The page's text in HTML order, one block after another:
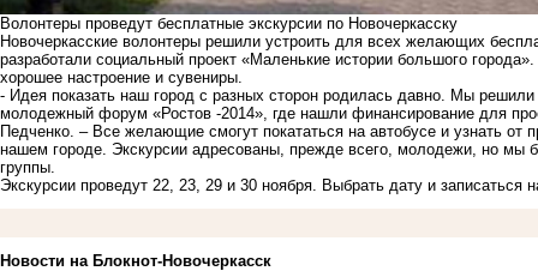
Волонтеры проведут бесплатные экскурсии по Новочеркасску
Новочеркасские волонтеры решили устроить для всех желающих
разработали социальный проект «Маленькие истории большого
хорошее настроение и сувениры.
- Идея показать наш город с разных сторон родилась давно. Мы
молодежный форум «Ростов -2014», где нашли финансирование для
Педченко. – Все желающие смогут покататься на автобусе и узнать от
нашем городе. Экскурсии адресованы, прежде всего, молодежи, но
группы.
Экскурсии проведут 22, 23, 29 и 30 ноября. Выбрать дату и записаться
Новости на Блoкнoт-Новочеркасск